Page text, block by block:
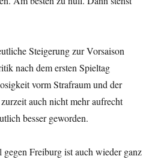
Steigerung zur Vorsaison
nach dem ersten Spieltag
vorm Strafraum und der
auch nicht mehr aufrecht
besser geworden.
gegen Freiburg ist auch wieder ganz